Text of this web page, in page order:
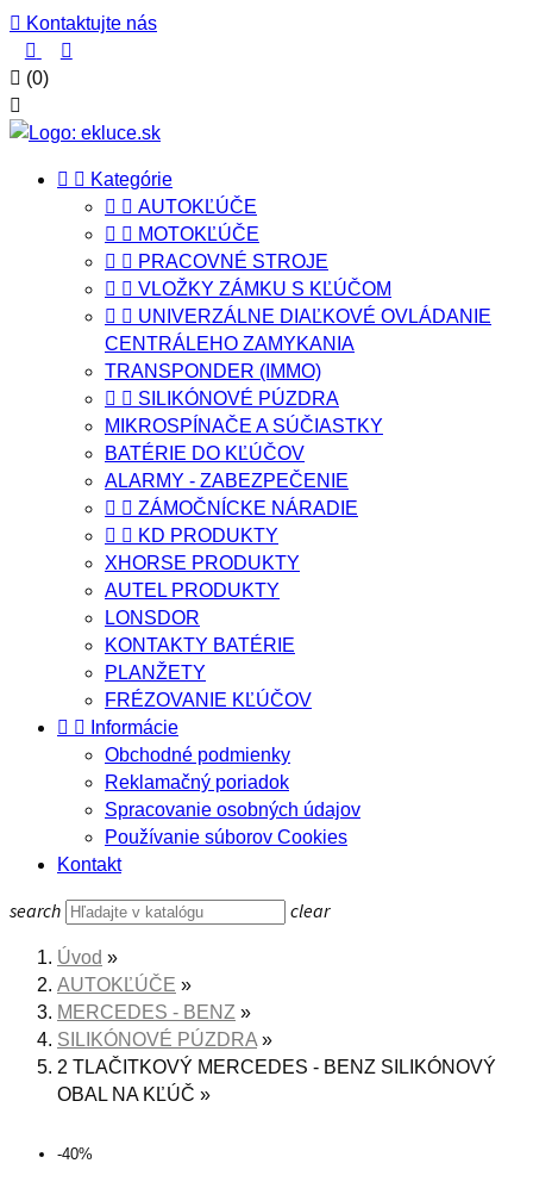
 Kontaktujte nás


 (0)

  Kategórie
  AUTOKĽÚČE
  MOTOKĽÚČE
  PRACOVNÉ STROJE
  VLOŽKY ZÁMKU S KĽÚČOM
  UNIVERZÁLNE DIAĽKOVÉ OVLÁDANIE
CENTRÁLEHO ZAMYKANIA
TRANSPONDER (IMMO)
  SILIKÓNOVÉ PÚZDRA
MIKROSPÍNAČE A SÚČIASTKY
BATÉRIE DO KĽÚČOV
ALARMY - ZABEZPEČENIE
  ZÁMOČNÍCKE NÁRADIE
  KD PRODUKTY
XHORSE PRODUKTY
AUTEL PRODUKTY
LONSDOR
KONTAKTY BATÉRIE
PLANŽETY
FRÉZOVANIE KĽÚČOV
 
Informácie
Obchodné podmienky
Reklamačný poriadok
Spracovanie osobných údajov
Používanie súborov Cookies
Kontakt
search clear
Úvod
AUTOKĽÚČE
MERCEDES - BENZ
SILIKÓNOVÉ PÚZDRA
2 TLAČITKOVÝ MERCEDES - BENZ SILIKÓNOVÝ
OBAL NA KĽÚČ
-40%